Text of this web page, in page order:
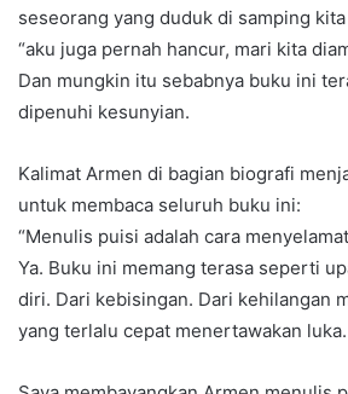
seseorang yang duduk di samping
“aku juga pernah hancur, mari kita
Dan mungkin itu sebabnya buku ini
dipenuhi kesunyian.
Kalimat Armen di bagian biografi
untuk membaca seluruh buku ini:
“Menulis puisi adalah cara
Ya. Buku ini memang terasa seperti
diri. Dari kebisingan. Dari kehilangan
yang terlalu cepat menertawakan luka.